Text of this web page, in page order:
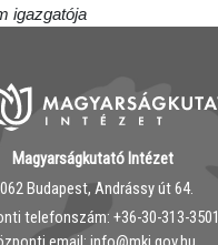
igazgatója
Magyarságkutató Intézet
Budapest, Andrássy út 64.
telefonszám: ‭+36-30-313-3501